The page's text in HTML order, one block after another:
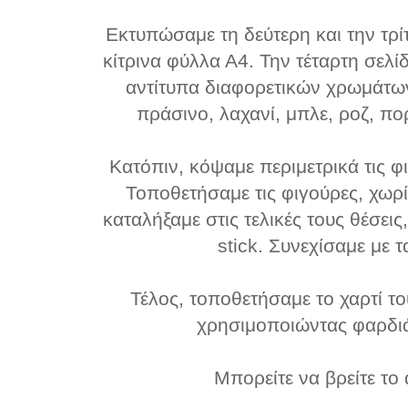
Εκτυπώσαμε τη δεύτερη και την
κίτρινα φύλλα Α4. Την τέταρτη
αντίτυπα διαφορετικών
πράσινο, λαχανί, μπλε, ροζ,
Κατόπιν, κόψαμε περιμετρικά τις
Τοποθετήσαμε τις φιγούρες,
καταλήξαμε στις τελικές τους
stick. Συνεχίσαμε με
Τέλος, τοποθετήσαμε το χαρτί
χρησιμοποιώντας
Μπορείτε να βρείτε το